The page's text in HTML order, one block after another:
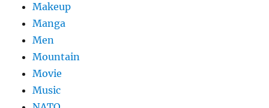
Makeup
Manga
Men
Mountain
Movie
Music